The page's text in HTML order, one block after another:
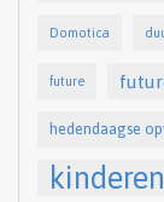
Domotica
future
hedendaagse
kinderen